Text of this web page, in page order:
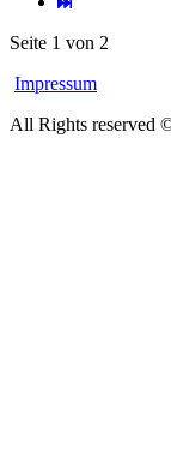
Seite 1 von 2
Impressum
All Rights reserved